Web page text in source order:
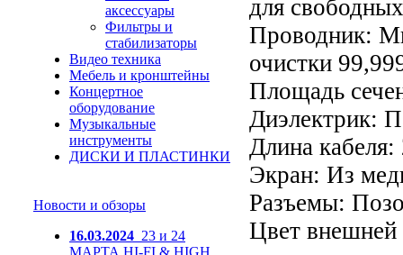
аксессуары
Фильтры и
стабилизаторы
Видео техника
Мебель и кронштейны
Концертное
оборудование
Музыкальные
инструменты
ДИСКИ И ПЛАСТИНКИ
Новости и обзоры
16.03.2024 23 и 24
МАРТА HI-FI & HIGH
для
Проводник:
очистки
Площадь
Диэлектрик:
Длина
Экран: Из
Разъемы:
Цвет